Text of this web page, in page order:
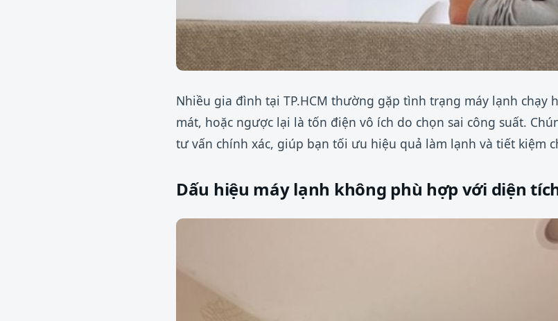
Nhiều gia đình tại TP.HCM thường gặp tình trạng máy lạnh chạy
mát, hoặc ngược lại là tốn điện vô ích do chọn sai công suất.
tư vấn chính xác, giúp bạn tối ưu hiệu quả làm lạnh và tiết kiệm
Dấu hiệu máy lạnh không phù hợp với diện